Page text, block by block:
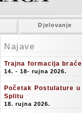
Djelovanje
Najave
Trajna formacija braće
14. - 18- rujna 2026.
Početak Postulature u
Splitu
18. rujna 2026.